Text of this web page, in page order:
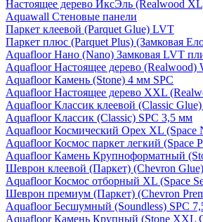
Настоящее дерево ИксЭль (Realwood
Aquawall Стеновые панели
Паркет клеевой (Parquet Glue) LVT
Паркет плюс (Parquet Plus) (Замковая
Aquafloor Нано (Nano) Замковая LVT
Aquafloor Настоящее дерево (Realwood)
Aquafloor Камень (Stone) 4 мм SPC
Aquafloor Настоящее дерево XXL
Aquafloor Классик клеевой (Classic
Aquafloor Классик (Classic) SPC 3,5 мм
Aquafloor Космический Орех XL (Space
Aquafloor Космос паркет легкий (Space
Aquafloor Камень Крупноформатный
Шеврон клеевой (Паркет) (Chevron
Aquafloor Космос отборный XL (Space
Шеврон премиум (Паркет) (Chevron
Aquafloor Бесшумный (Soundless) SPC
Aquafloor Камень Крупный (Stone XXL